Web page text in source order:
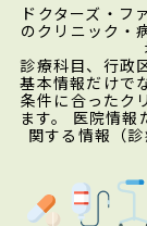
ドクターズ・フ
のクリニック・
診療科目、行政
基本情報だけで
条件に合ったク
ます。 医院情報
関する情報（